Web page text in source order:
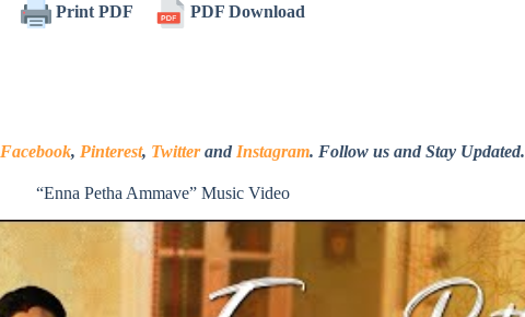
Print PDF PDF Download
Facebook, Pinterest, Twitterand Instagram. Follow us and Stay Updated.
“Enna Petha Ammave” Music Video